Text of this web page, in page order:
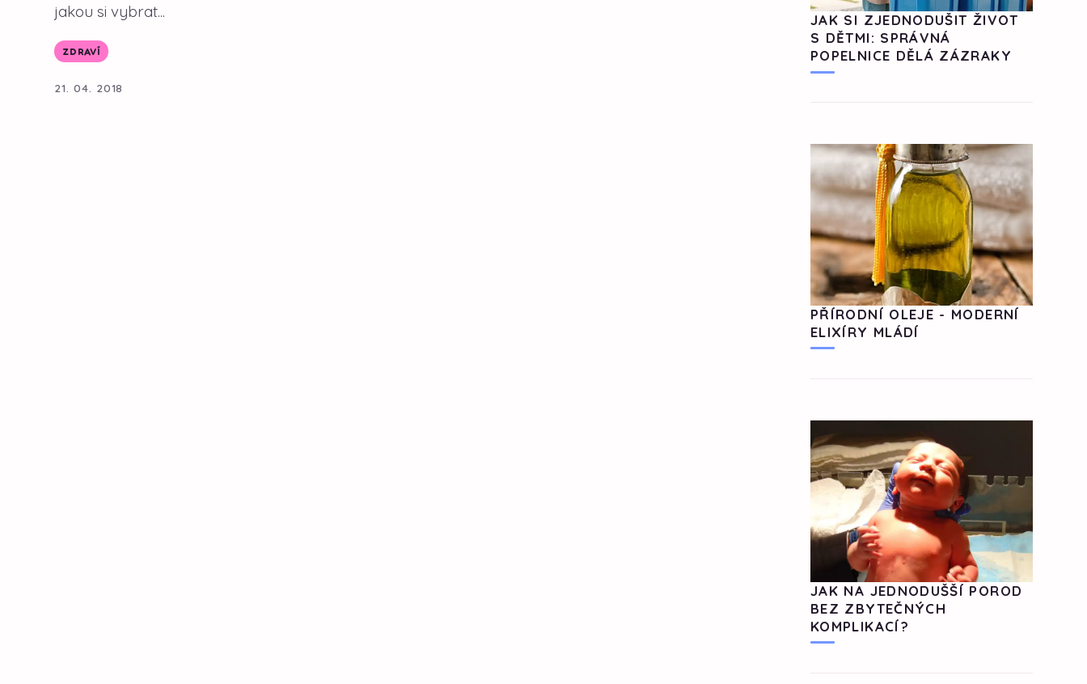
jakou si vybrat...
ZDRAVÍ
21. 04. 2018
JAK SI ZJEDNODUŠIT ŽIVOT
S DĚTMI: SPRÁVNÁ
POPELNICE DĚLÁ ZÁZRAKY
PŘÍRODNÍ OLEJE - MODERNÍ
ELIXÍRY MLÁDÍ
JAK NA JEDNODUŠŠÍ POROD
BEZ ZBYTEČNÝCH
KOMPLIKACÍ?